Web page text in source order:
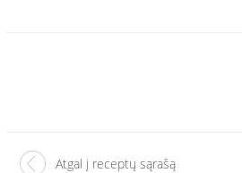
Atgal į receptų sąrašą